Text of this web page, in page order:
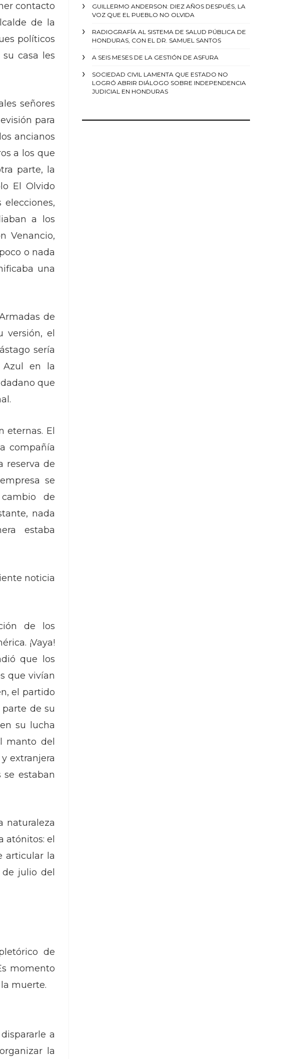
contacto
de la
políticos
casa les
señores
para
ancianos
a los que
parte, la
El Olvido
a los
Venancio,
o nada
una
de
versión, el
sería
Azul en la
que
eternas. El
compañía
reserva de
se
de
nada
estaba
noticia
de los
¡Vaya!
que los
que vivían
el partido
de su
su lucha
manto del
extranjera
estaban
naturaleza
atónitos: el
articular la
julio del
de
momento
muerte.
a
la
GUILLERMO ANDERSON: DIEZ AÑOS DESPUÉS, LA
VOZ QUE EL PUEBLO NO OLVIDA
RADIOGRAFÍA AL SISTEMA DE SALUD PÚBLICA DE
HONDURAS, CON EL DR. SAMUEL SANTOS
A SEIS MESES DE LA GESTIÓN DE ASFURA
SOCIEDAD CIVIL LAMENTA QUE ESTADO NO
LOGRÓ ABRIR DIÁLOGO SOBRE INDEPENDENCIA
JUDICIAL EN HONDURAS